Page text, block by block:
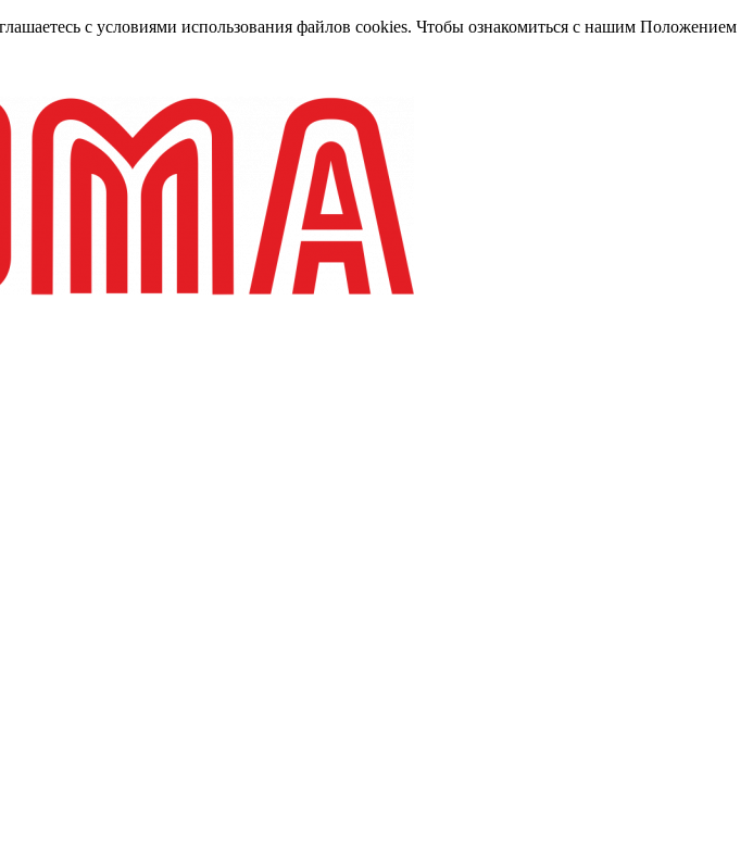
с условиями использования файлов cookies. Чтобы ознакомиться с нашим Положением